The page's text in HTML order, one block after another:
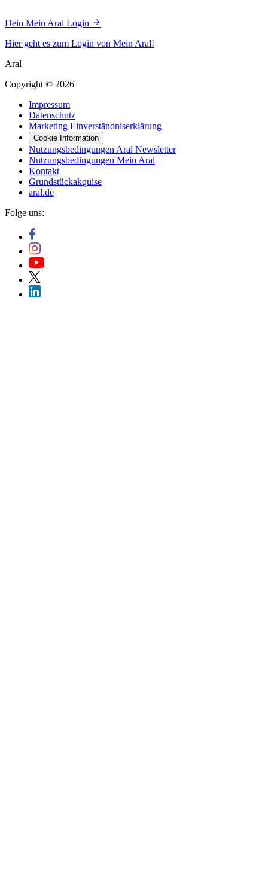
Dein Mein Aral Login
Hier geht es zum Login von Mein Aral!
Aral
Copyright © 2026
Impressum
Datenschutz
Marketing Einverständniserklärung
Cookie Information
Nutzungsbedingungen Aral Newsletter
Nutzungsbedingungen Mein Aral
Kontakt
Grundstückakquise
aral.de
Folge uns: